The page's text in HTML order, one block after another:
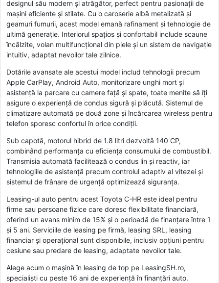
designul său modern și atrăgător, perfect pentru pasionații de
mașini eficiente și stilate. Cu o caroserie albă metalizată și
geamuri fumurii, acest model emană rafinament și tehnologie de
ultimă generație. Interiorul spațios și confortabil include scaune
încălzite, volan multifuncțional din piele și un sistem de navigație
intuitiv, adaptat nevoilor tale zilnice.
Dotările avansate ale acestui model includ tehnologii precum
Apple CarPlay, Android Auto, monitorizare unghi mort și
asistență la parcare cu camere față și spate, toate menite să îți
asigure o experiență de condus sigură și plăcută. Sistemul de
climatizare automată pe două zone și încărcarea wireless pentru
telefon sporesc confortul în orice condiții.
Sub capotă, motorul hibrid de 1.8 litri dezvoltă 140 CP,
combinând performanța cu eficiența consumului de combustibil.
Transmisia automată facilitează o condus lin și reactiv, iar
tehnologiile de asistență precum controlul adaptiv al vitezei și
sistemul de frânare de urgență optimizează siguranța.
Leasing-ul auto pentru acest Toyota C-HR este ideal pentru
firme sau persoane fizice care doresc flexibilitate financiară,
oferind un avans minim de 15% și o perioadă de finanțare între 1
și 5 ani. Serviciile de leasing pe firmă, leasing SRL, leasing
financiar și operațional sunt disponibile, inclusiv opțiuni pentru
cesiune sau predare de leasing, adaptate nevoilor tale.
Alege acum o mașină în leasing de top pe LeasingSH.ro,
specialiști cu peste 16 ani de experiență în finanțări auto.